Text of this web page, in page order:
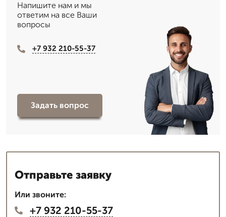
Напишите нам и мы
ответим на все Ваши
вопросы
+7 932 210-55-37
Задать вопрос
Отправьте заявку
Или звоните:
+7 932 210-55-37